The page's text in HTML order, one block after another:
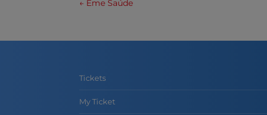
← Eme Saúde
Tickets
My Ticket